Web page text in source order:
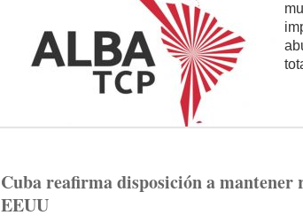
Cuba reafirma disposición a mantener
EEUU